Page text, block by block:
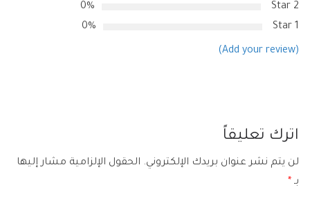
2 Star
0%
1 Star
0%
(Add your review)
اترك تعليقاً
لن يتم نشر عنوان بريدك الإلكتروني. الحقول الإلزامية مشار إليها
بـ *